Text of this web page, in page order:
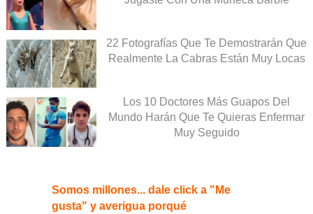
22 Fotografías Que Te Demostrarán Que
Realmente La Cabras Están Muy Locas
Los 10 Doctores Más Guapos Del
Mundo Harán Que Te Quieras Enfermar
Muy Seguido
Somos millones... dale click a "Me
gusta" y averigua porqué